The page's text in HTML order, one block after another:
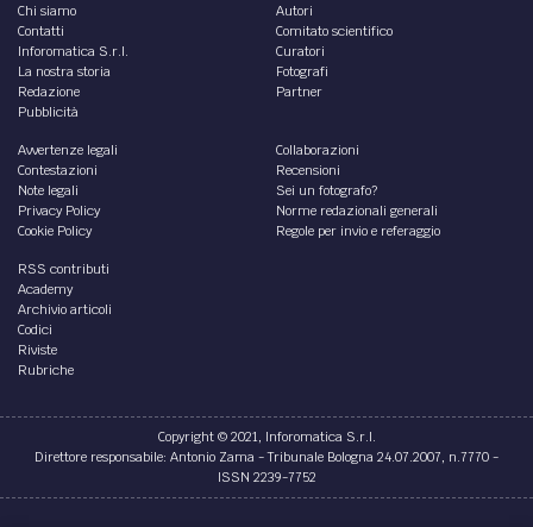
Chi siamo
Contatti
Inforomatica S.r.l.
La nostra storia
Redazione
Pubblicità
Autori
Comitato scientifico
Curatori
Fotografi
Partner
Avvertenze legali
Contestazioni
Note legali
Privacy Policy
Cookie Policy
Collaborazioni
Recensioni
Sei un fotografo?
Norme redazionali generali
Regole per invio e referaggio
RSS contributi
Academy
Archivio articoli
Codici
Riviste
Rubriche
Copyright © 2021, Inforomatica S.r.l.
Direttore responsabile: Antonio Zama - Tribunale Bologna 24.07.2007, n.7770 -
ISSN 2239-7752